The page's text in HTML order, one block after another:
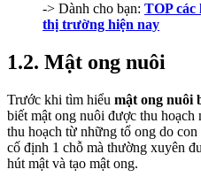
-> Dành cho bạn: TOP các
thị trường hiện nay
1.2. Mật ong nuôi
Trước khi tìm hiểu mật ong nuôi
biết mật ong nuôi được thu
thu hoạch từ những tổ ong do
cố định 1 chỗ mà thường xuyên
hút mật và tạo mật ong.